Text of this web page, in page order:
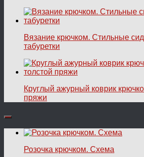
Вязание крючком. Стильные
табуретки
Круглый ажурный коврик
пряжи
Розочка крючком. Схема